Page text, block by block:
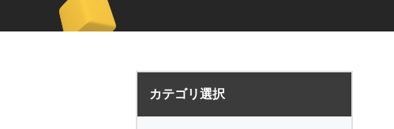
カテゴリ選択
バックアップ
サーバー全般